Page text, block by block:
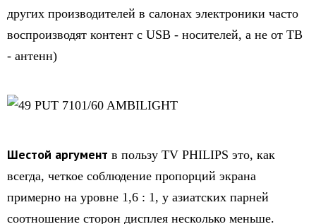
других производителей в салонах электроники часто
воспроизводят контент с USB - носителей, а не от ТВ
- антенн)
Шестой аргумент в пользу TV PHILIPS это, как
всегда, четкое соблюдение пропорций экрана
примерно на уровне 1,6 : 1, у азиатских парней
соотношение сторон дисплея несколько меньше.